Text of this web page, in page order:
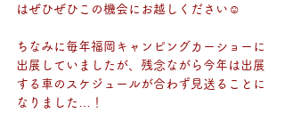
はぜひぜひこの機会にお越しください☺
ちなみに毎年福岡キャンピングカーショーに
出展していましたが、残念ながら今年は出展
する車のスケジュールが合わず見送ることに
なりました…！